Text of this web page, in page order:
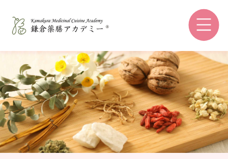
コースの選び方
講師紹介
認定資格・ライセンス認定教室
受講生の感想